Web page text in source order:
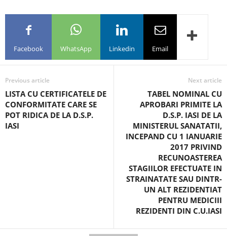
Facebook WhatsApp Linkedin Email
Previous article
LISTA CU CERTIFICATELE DE
CONFORMITATE CARE SE
POT RIDICA DE LA D.S.P.
IASI
Next article
TABEL NOMINAL CU
APROBARI PRIMITE LA
D.S.P. IASI DE LA
MINISTERUL SANATATII,
INCEPAND CU 1 IANUARIE
2017 PRIVIND
RECUNOASTEREA
STAGIILOR EFECTUATE IN
STRAINATATE SAU DINTR-
UN ALT REZIDENTIAT
PENTRU MEDICIII
REZIDENTI DIN C.U.IASI